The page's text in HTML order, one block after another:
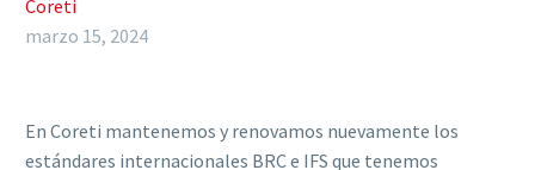
Coreti
marzo 15, 2024
En Coreti mantenemos y renovamos nuevamente los
estándares internacionales BRC e IFS que tenemos